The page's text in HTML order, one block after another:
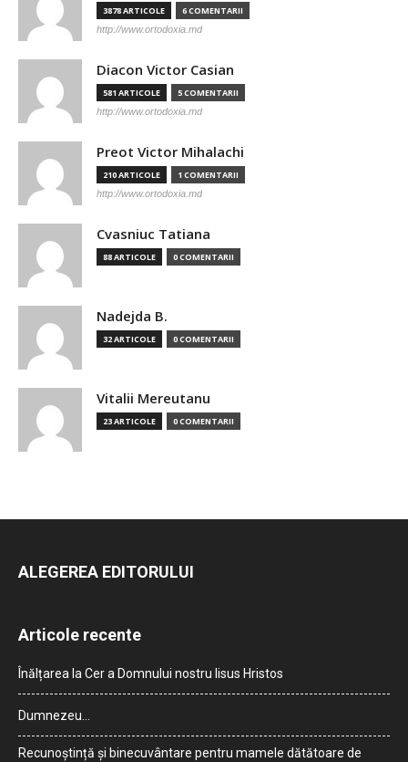
3878 ARTICOLE 6 COMENTARII
http://www.ortodoxia.md
Diacon Victor Casian
581 ARTICOLE 5 COMENTARII
http://www.ortodoxia.md
Preot Victor Mihalachi
210 ARTICOLE 1 COMENTARII
http://www.ortodoxia.md
Cvasniuc Tatiana
88 ARTICOLE 0 COMENTARII
Nadejda B.
32 ARTICOLE 0 COMENTARII
Vitalii Mereutanu
23 ARTICOLE 0 COMENTARII
ALEGEREA EDITORULUI
Articole recente
Înălțarea la Cer a Domnului nostru Iisus Hristos
Dumnezeu…
Recunoștință și binecuvântare pentru mamele dătătoare de